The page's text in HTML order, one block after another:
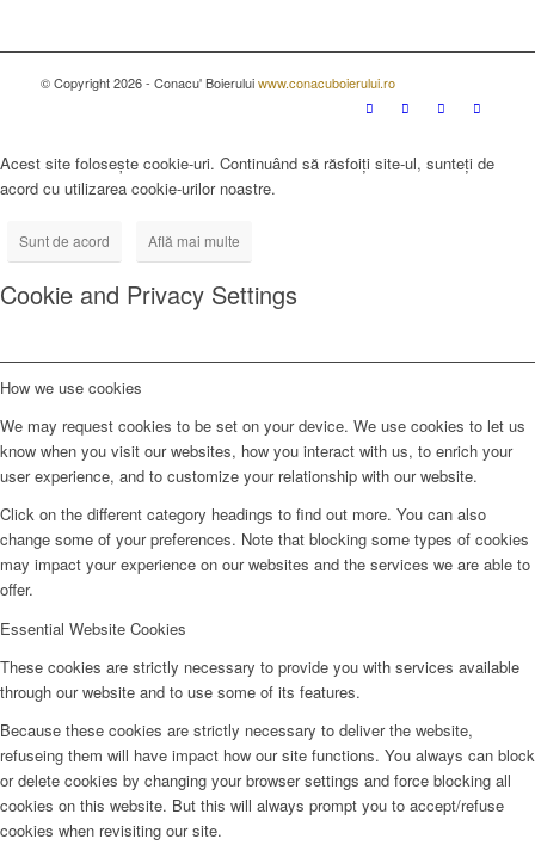
© Copyright 2026 - Conacu' Boieruluiwww.conacuboierului.ro
Acest site folosește cookie-uri. Continuând să răsfoiți site-ul, sunteți de
acord cu utilizarea cookie-urilor noastre.
Sunt de acord Află mai multe
Cookie and Privacy Settings
How we use cookies
We may request cookies to be set on your device. We use cookies to let us
know when you visit our websites, how you interact with us, to enrich your
user experience, and to customize your relationship with our website.
Click on the different category headings to find out more. You can also
change some of your preferences. Note that blocking some types of cookies
may impact your experience on our websites and the services we are able to
offer.
Essential Website Cookies
These cookies are strictly necessary to provide you with services available
through our website and to use some of its features.
Because these cookies are strictly necessary to deliver the website,
refuseing them will have impact how our site functions. You always can block
or delete cookies by changing your browser settings and force blocking all
cookies on this website. But this will always prompt you to accept/refuse
cookies when revisiting our site.